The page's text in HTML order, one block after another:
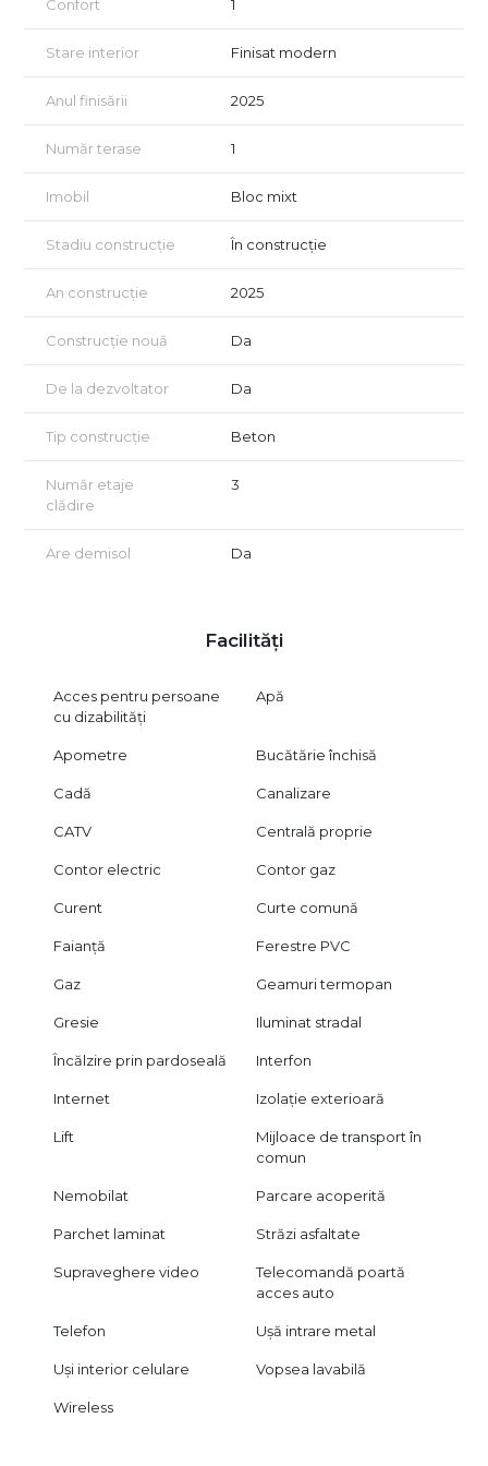
Nota: Imaginile sunt cu titlu de prezentare.
Confort 1
Stare interior Finisat modern
Anul finisării 2025
Număr terase 1
Imobil Bloc mixt
Stadiu construcție În construcție
An construcție 2025
Construcție nouă Da
De la dezvoltator Da
Tip construcție Beton
Număr etaje
clădire
3
Are demisol Da
Facilități
Acces pentru persoane
cu dizabilități
Apă
Apometre Bucătărie închisă
Cadă Canalizare
CATV Centrală proprie
Contor electric Contor gaz
Curent Curte comună
Faianță Ferestre PVC
Gaz Geamuri termopan
Gresie Iluminat stradal
Încălzire prin pardoseală Interfon
Internet Izolație exterioară
Lift
Mijloace de transport în
comun
Nemobilat Parcare acoperită
Parchet laminat Străzi asfaltate
Supraveghere video
Telecomandă poartă
acces auto
Telefon Ușă intrare metal
Uși interior celulare Vopsea lavabilă
Wireless